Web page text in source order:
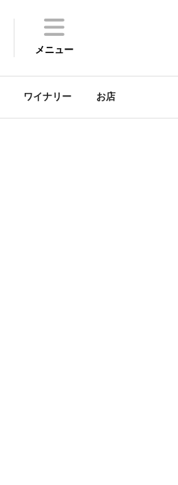
メニュー
ワイナリー お店